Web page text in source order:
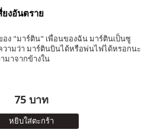
ยงอันตราย
อง "มาร์ติน" เพื่อนของฉัน มาร์ตินเป็นซู
ามว่า มาร์ตินบินได้หรือพ่นไฟได้หรอกนะ
มาจากข้างใน
75 บาท
หยิบใส่ตะกร้า